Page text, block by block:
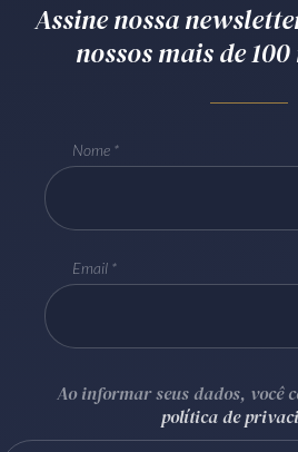
Curitiba/PR CEP
Assine nossa
nossos mais de
Nome
Email
Ao informar seus dados, você
política de